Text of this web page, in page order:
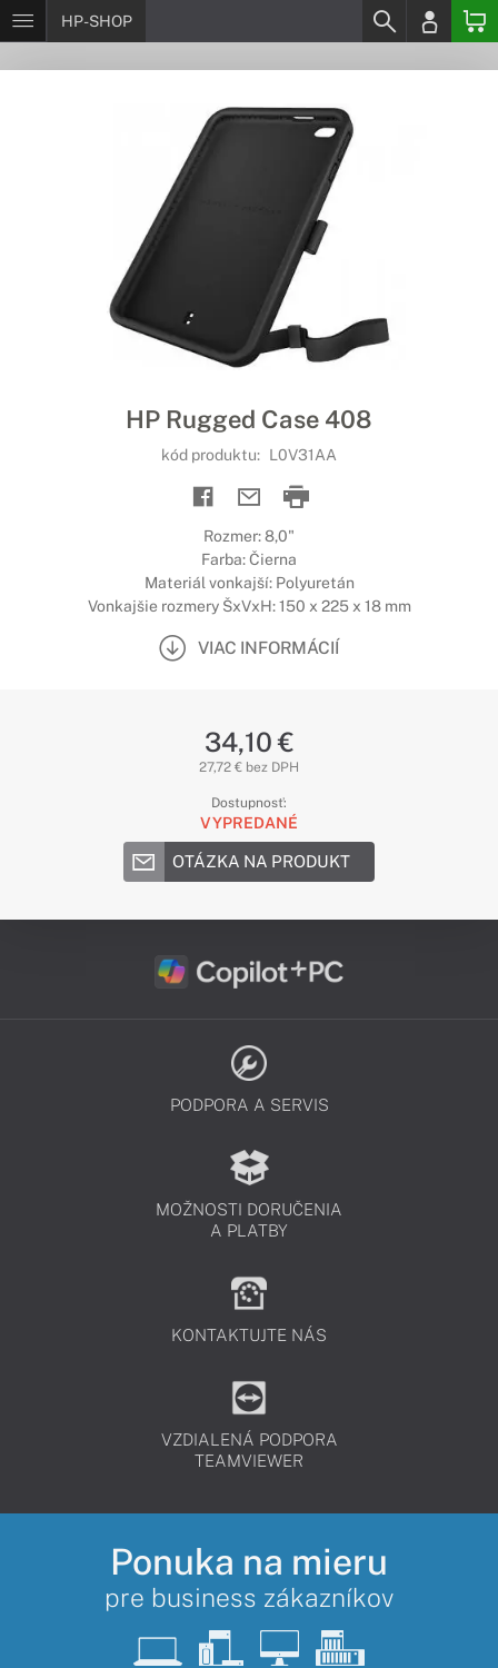
HP-SHOP
HP Rugged Case 408
kód produktu: L0V31AA
Rozmer: 8,0"
Farba: Čierna
Materiál vonkajší: Polyuretán
Vonkajšie rozmery ŠxVxH: 150 x 225 x 18 mm
VIAC INFORMÁCIÍ
34,10 €
27,72 € bez DPH
Dostupnosť:
VYPREDANÉ
OTÁZKA NA PRODUKT
PODPORA A SERVIS
MOŽNOSTI DORUČENIA
A PLATBY
KONTAKTUJTE NÁS
VZDIALENÁ PODPORA
TEAMVIEWER
Ponuka na mieru
pre business zákazníkov